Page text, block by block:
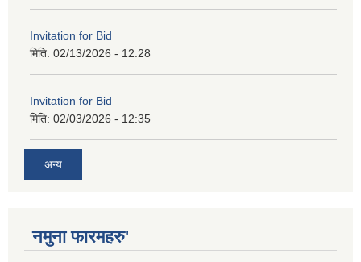
Invitation for Bid
मिति: 02/13/2026 - 12:28
Invitation for Bid
मिति: 02/03/2026 - 12:35
अन्य
नमुना फारमहरु'